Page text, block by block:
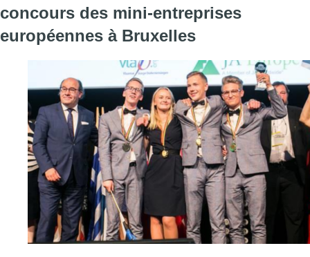
concours des mini-entreprises
européennes à Bruxelles